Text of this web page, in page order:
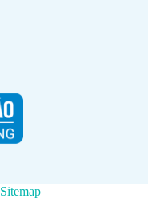
Sitemap